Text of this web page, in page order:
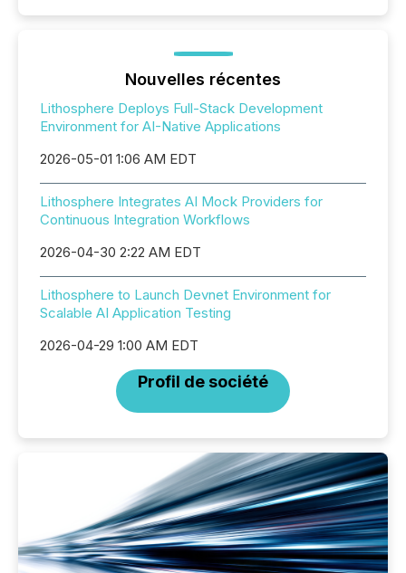
Nouvelles récentes
Lithosphere Deploys Full-Stack Development
Environment for AI-Native Applications
2026-05-01 1:06 AM EDT
Lithosphere Integrates AI Mock Providers for
Continuous Integration Workflows
2026-04-30 2:22 AM EDT
Lithosphere to Launch Devnet Environment for
Scalable AI Application Testing
2026-04-29 1:00 AM EDT
Profil de société